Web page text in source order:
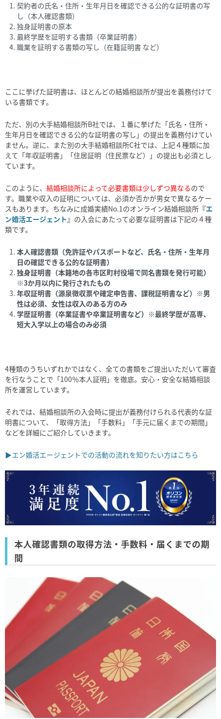
契約者の氏名・住所・生年月日を確認できる公的な証明書の写
し（本人確認書類）
独身証明書の原本
最終学歴を証明する書類（卒業証明書）
職業を証明する書類の写し（在籍証明書 など）
ここに挙げた証明書は、ほとんどの結婚相談所が提出を義務付けて
いる書類です。
ただ、別の大手結婚相談所B社では、１番に挙げた「氏名・住所・
生年月日を確認できる公的な証明書の写し」の提出を義務付けてい
ません。逆に、また別の大手結婚相談所C社では、上記４種類に加
えて「年収証明書」「住居証明（住民票など）」の提出も必須とし
ています。
このように、 結婚相談所によって必要書類は少しずつ異なるので
す。職業や収入の証明については、必須か否かが男女で異なるケー
スもあります。ちなみに成婚実績No.1のオンライン結婚相談所 『エ
ン婚活エージェント』 の入会にあたって必要な証明書は下記の４種
類です。
本人確認書類（免許証やパスポートなど、氏名・住所・生年月
日の確認できる公的な証明書）
独身証明書（本籍地の各市区町村役場で同名書類を発行可能）
※3か月以内に発行されたもの
年収証明書（源泉徴収票や確定申告書、課税証明書など）※男
性は必須、女性は収入のある方のみ
学歴証明書（卒業証書や卒業証明書など）※最終学歴が高専、
短大入学以上の場合のみ必須
4種類のうちいずれかではなく、全ての書類をご提出いただいて審査
を行なうことで「100％本人証明」を徹底。安心・安全な結婚相談
所を運営しています。
それでは、結婚相談所の入会時に提出が義務付けられる代表的な証
明書について、「取得方法」「手数料」「手元に届くまでの期間」
などを詳細にご紹介していきます。
▶エン婚活エージェントでの活動の流れを知りたい方はこちら
本人確認書類の取得方法・手数料・届くまでの期
間